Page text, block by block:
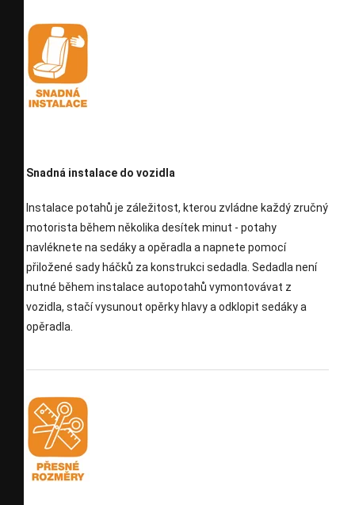
Snadná instalace do vozidla
Instalace potahů je záležitost, kterou zvládne každý zručný
motorista během několika desítek minut - potahy
navléknete na sedáky a opěradla a napnete pomocí
přiložené sady háčků za konstrukci sedadla. Sedadla není
nutné během instalace autopotahů vymontovávat z
vozidla, stačí vysunout opěrky hlavy a odklopit sedáky a
opěradla.